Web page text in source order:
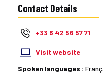
Contact Details
+33 6 42 56 57 71
Visit website
Spoken languages :